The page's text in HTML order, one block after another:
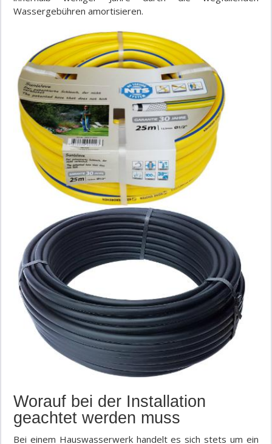
Wassergebühren amortisieren.
Worauf bei der Installation
geachtet werden muss
Bei einem Hauswasserwerk handelt es sich stets um ein